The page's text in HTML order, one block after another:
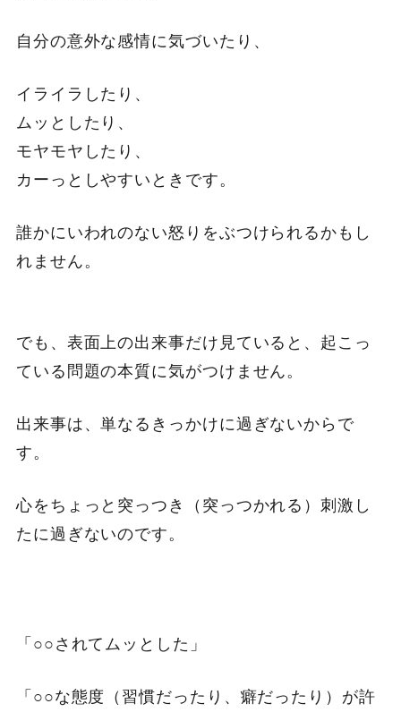
自分の意外な感情に気づいたり、
イライラしたり、
ムッとしたり、
モヤモヤしたり、
カーっとしやすいときです。
誰かにいわれのない怒りをぶつけられるかもし
れません。
でも、表面上の出来事だけ見ていると、起こっ
ている問題の本質に気がつけません。
出来事は、単なるきっかけに過ぎないからで
す。
心をちょっと突っつき（突っつかれる）刺激し
たに過ぎないのです。
「○○されてムッとした」
「○○な態度（習慣だったり、癖だったり）が許